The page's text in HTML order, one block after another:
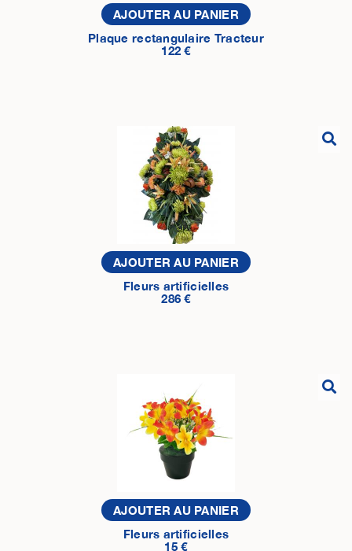
AJOUTER AU PANIER
Plaque rectangulaire Tracteur
122 €
AJOUTER AU PANIER
Fleurs artificielles
286 €
AJOUTER AU PANIER
Fleurs artificielles
15 €